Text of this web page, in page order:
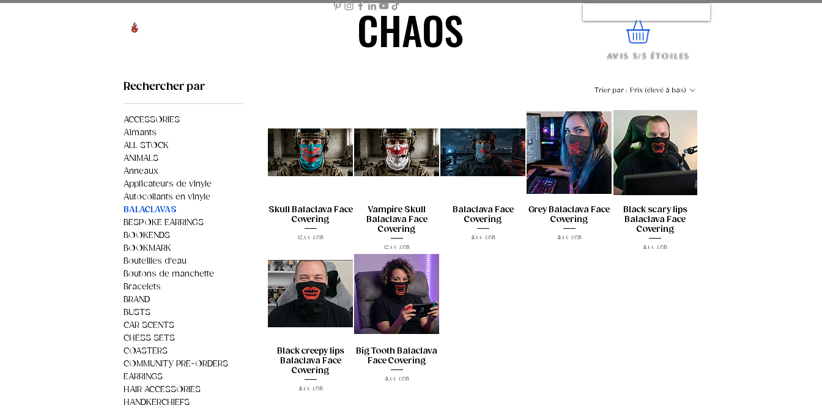
CHAOS
CHAOS Avis 5/5 étoiles
Rechercher par
ACCESSORIES
Aimants
ALL STOCK
ANIMALS
Anneaux
Applicateurs de vinyle
Autocollants en vinyle
BALACLAVAS
BESPOKE EARRINGS
BOOKENDS
BOOKMARK
Bouteilles d'eau
Boutons de manchette
Bracelets
BRAND
BUSTS
CAR SCENTS
CHESS SETS
COASTERS
COMMUNITY PRE-ORDERS
EARRINGS
HAIR ACCESSORIES
HANDKERCHIEFS
Trier par : Prix (élevé à bas)
Skull Balaclava Face
Covering
Prix
12,00 £GB
Vampire Skull
Balaclava Face
Covering
Prix
12,00 £GB
Balaclava Face
Covering
Prix
8,00 £GB
Grey Balaclava Face
Covering
Prix
8,00 £GB
Black scary lips
Balaclava Face
Covering
Prix
8,00 £GB
Black creepy lips
Balaclava Face
Covering
Prix
8,00 £GB
Big Tooth Balaclava
Face Covering
Prix
8,00 £GB